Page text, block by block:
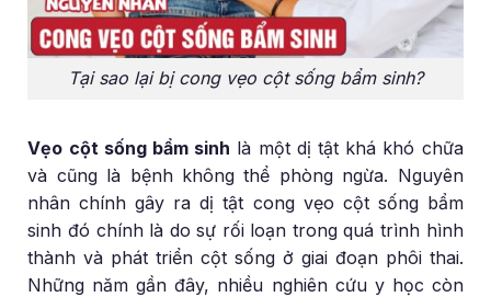
Tại sao lại bị cong vẹo cột sống bẩm sinh?
Vẹo cột sống bẩm sinh là một dị tật khá khó chữa
và cũng là bệnh không thể phòng ngừa. Nguyên
nhân chính gây ra dị tật cong vẹo cột sống bẩm
sinh đó chính là do sự rối loạn trong quá trình hình
thành và phát triển cột sống ở giai đoạn phôi thai.
Những năm gần đây, nhiều nghiên cứu y học còn